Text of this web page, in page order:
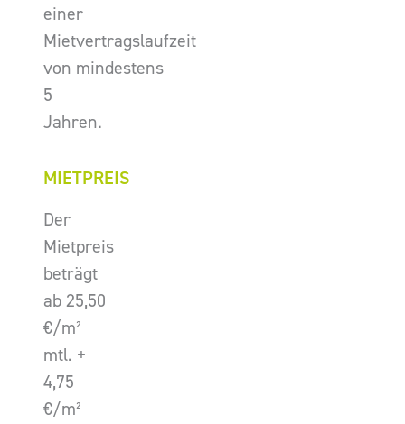
einer
Mietvertragslaufzeit
von mindestens
5
Jahren.
MIETPREIS
Der
Mietpreis
beträgt
ab 25,50
€/m²
mtl. +
4,75
€/m²